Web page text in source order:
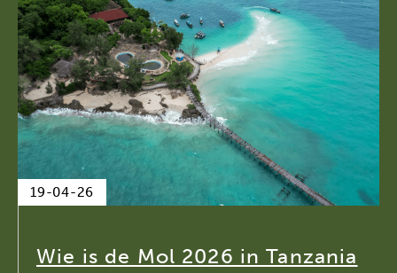
19-04-26
Wie is de Mol 2026 in Tanzania